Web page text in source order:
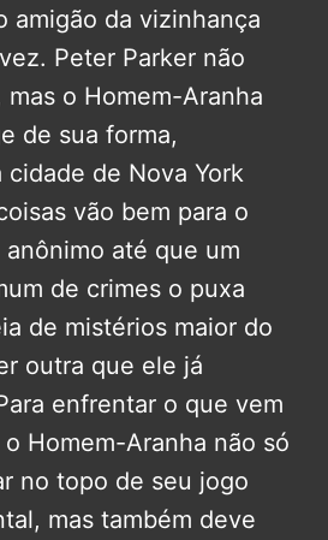
amigão da vizinhança
Peter Parker não
mas o Homem-Aranha
de sua forma,
cidade de Nova York
vão bem para o
até que um
de crimes o puxa
de mistérios maior do
outra que ele já
enfrentar o que vem
Homem-Aranha não só
no topo de seu jogo
mas também deve